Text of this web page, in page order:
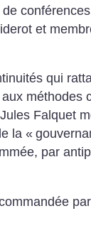
et
qui
méthodes
Falquet
la «
par